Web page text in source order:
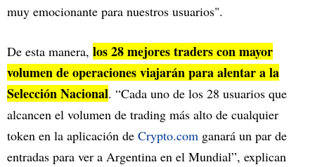
muy emocionante para nuestros usuarios".
De esta manera, los 28 mejores traders con mayor
volumen de operaciones viajarán para alentar a la
Selección Nacional. “Cada uno de los 28 usuarios que
alcancen el volumen de trading más alto de cualquier
token en la aplicación de Crypto.com ganará un par de
entradas para ver a Argentina en el Mundial”, explican